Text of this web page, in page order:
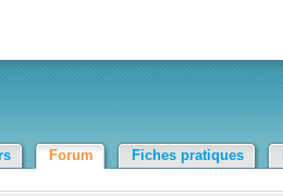
Forum Fiches pratiques